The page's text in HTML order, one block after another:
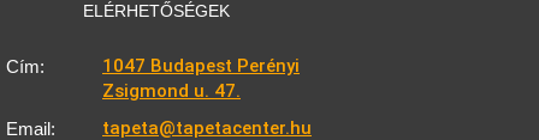
ELÉRHETŐSÉGEK
Cím:
1047 Budapest Perényi
Zsigmond u. 47.
Email: tapeta@tapetacenter.hu